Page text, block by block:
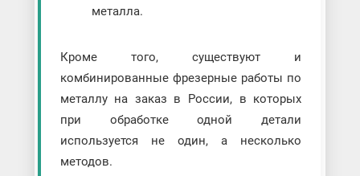
металла.
Кроме того, существуют и
комбинированные фрезерные работы по
металлу на заказ в России, в которых
при обработке одной детали
используется не один, а несколько
методов.